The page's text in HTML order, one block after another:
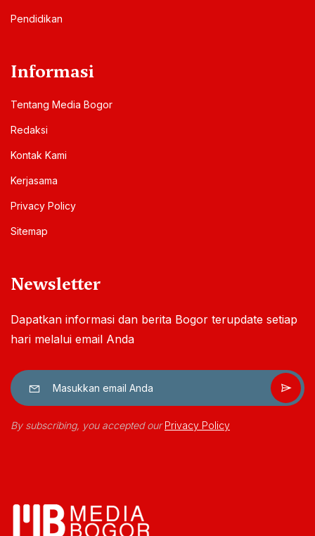
Pendidikan
Informasi
Tentang Media Bogor
Redaksi
Kontak Kami
Kerjasama
Privacy Policy
Sitemap
Newsletter
Dapatkan informasi dan berita Bogor terupdate setiap
hari melalui email Anda
By subscribing, you accepted ourPrivacy Policy